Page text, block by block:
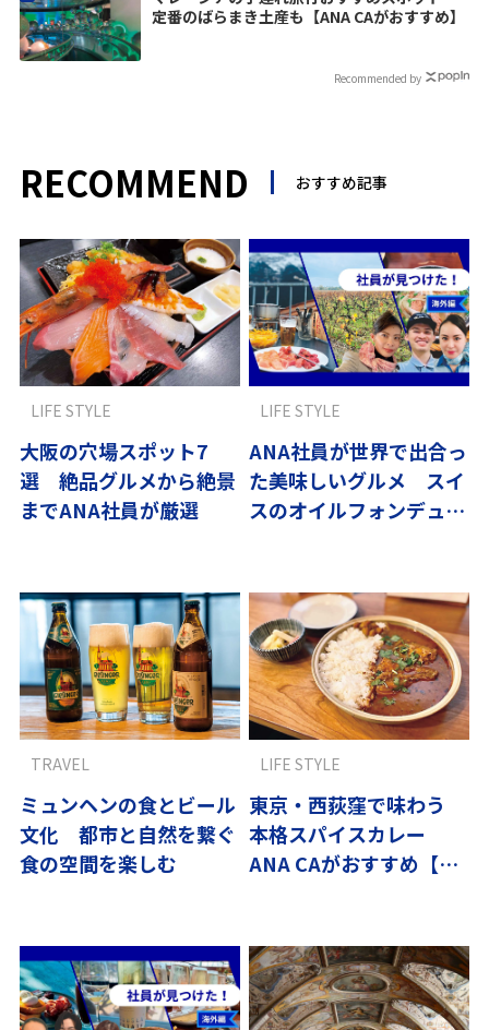
定番のばらまき土産も【ANA CAがおすすめ】
Recommended by
RECOMMEND おすすめ記事
大阪の穴場スポット7
選 絶品グルメから絶景
までANA社員が厳選
LIFE STYLE
ANA社員が世界で出合っ
た美味しいグルメ スイ
スのオイルフォンデュを
LIFE STYLE
ミュンヘンの食とビール
文化 都市と自然を繋ぐ
食の空間を楽しむ
TRAVEL
東京・西荻窪で味わう
本格スパイスカレー
ANA CAがおすすめ【国
LIFE STYLE